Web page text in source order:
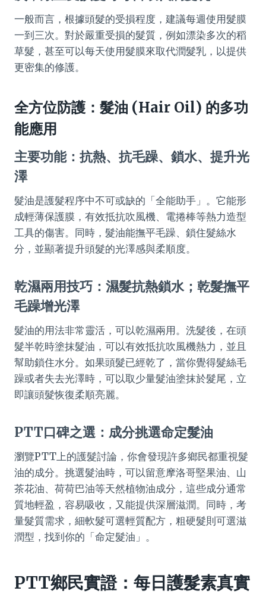
一般而言，根據頭髮的受損程度，建議每週使用髮膜
一到三次。對於嚴重受損的髮質，例如漂染多次的稻
草髮，甚至可以每天使用髮膜來取代潤髮乳，以提供
更密集的修護。
全方位防護：髮油 (Hair Oil) 的多功
能應用
主要功能：抗熱、抗毛躁、鎖水、提升光
澤
髮油是護髮程序中不可或缺的「全能助手」。它能形
成輕薄保護膜，有效抵抗吹風機、電捲棒等熱力造型
工具的傷害。同時，髮油能撫平毛躁、鎖住髮絲水
分，並顯著提升頭髮的光澤感與柔順度。
乾濕兩用技巧：濕髮抗熱鎖水；乾髮撫平
毛躁增光澤
髮油的用法非常靈活，可以乾濕兩用。洗髮後，在頭
髮半乾時塗抹髮油，可以有效抵抗吹風機熱力，並且
幫助鎖住水分。如果頭髮已經乾了，當你覺得髮絲毛
躁或者失去光澤時，可以取少量髮油塗抹於髮尾，立
即讓頭髮恢復柔順亮麗。
PTT口碑之選：成分挑選命定髮油
瀏覽PTT上的護髮討論，你會發現許多鄉民都重視髮
油的成分。挑選髮油時，可以留意摩洛哥堅果油、山
茶花油、荷荷巴油等天然植物油成分，這些成分通常
質地輕盈，容易吸收，又能提供深層滋潤。同時，考
量髮質需求，細軟髮可選輕質配方，粗硬髮則可選滋
潤型，找到你的「命定髮油」。
PTT鄉民實證：每日護髮素真實